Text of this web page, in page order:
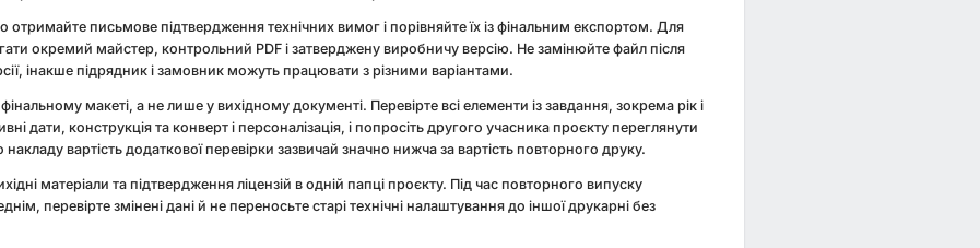
письмове підтвердження технічних вимог і порівняйте їх із фінальним експортом. Для
окремий майстер, контрольний PDF і затверджену виробничу версію. Не замінюйте файл після
інакше підрядник і замовник можуть працювати з різними варіантами.
макеті, а не лише у вихідному документі. Перевірте всі елементи із завдання, зокрема рік і
дати, конструкція та конверт і персоналізація, і попросіть другого учасника проєкту переглянути
вартість додаткової перевірки зазвичай значно нижча за вартість повторного друку.
матеріали та підтвердження ліцензій в одній папці проєкту. Під час повторного випуску
перевірте змінені дані й не переносьте старі технічні налаштування до іншої друкарні без